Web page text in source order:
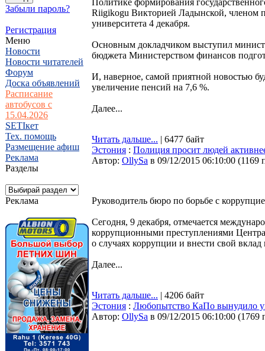
Забыли пароль?
Регистрация
Меню
Новости
Новости читателей
Форум
Доска объявлений
Расписание
автобусов с
15.04.2026
SETIкет
Тех. помощь
Размещение афиш
Реклама
Разделы
Реклама
Политике формирования
Riigikogu Викторией Ладынской, членом
университета 4 декабря.
Основным докладчиком выступил
бюджета Министерством финансов
И, наверное, самой приятной новостью
увеличение пенсий на 7,6 %.
Далее...
Читать дальше... | 6477 байт
Эстония : Полиция просит людей
Автор: OllySa в 09/12/2015 06:10:00 (1169
Руководитель бюро по борьбе с
Сегодня, 9 декабря, отмечается
коррупционными преступлениями
о случаях коррупции и внести свой
Далее...
Читать дальше... | 4206 байт
Эстония : Любопытство КаПо вынудило
Автор: OllySa в 09/12/2015 06:10:00 (1769